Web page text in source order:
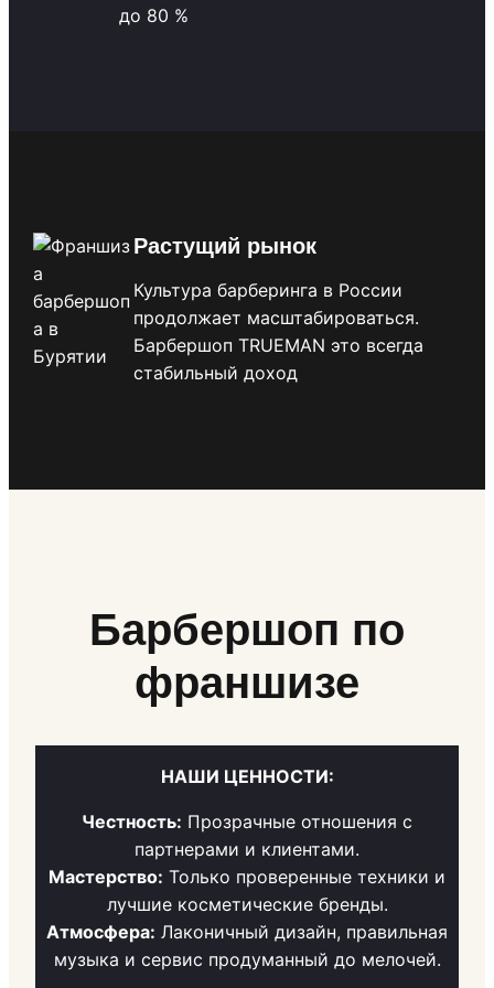
до 80 %
Растущий рынок
Культура барберинга в России
продолжает масштабироваться.
Барбершоп TRUEMAN это всегда
стабильный доход
Барбершоп по
франшизе
НАШИ ЦЕННОСТИ:
Честность: Прозрачные отношения с
партнерами и клиентами.
Мастерство: Только проверенные техники и
лучшие косметические бренды.
Атмосфера: Лаконичный дизайн, правильная
музыка и сервис продуманный до мелочей.